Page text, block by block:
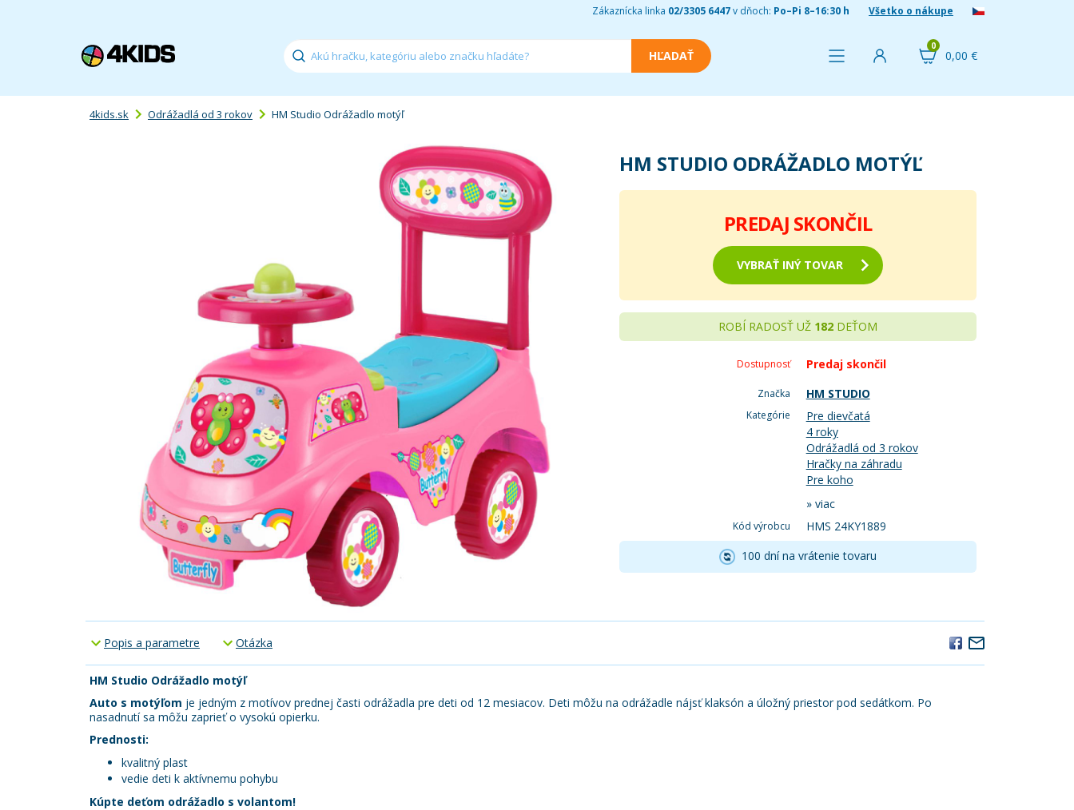
Zákaznícka linka 02/3305 6447v dňoch: Po–Pi 8–16:30 h Všetko o nákupe
0,00 €
0
4kids.sk Odrážadlá od 3 rokov HM Studio Odrážadlo motýľ
HM STUDIO ODRÁŽADLO MOTÝĽ
PREDAJ SKONČIL
VYBRAŤ INÝ TOVAR
ROBÍ RADOSŤ UŽ 182 DEŤOM
Dostupnosť Predaj skončil
Značka HM STUDIO
Kategórie
Pre dievčatá
4 roky
Odrážadlá od 3 rokov
Hračky na záhradu
Pre koho
» viac
Kód výrobcu
HMS 24KY1889
100 dní na vrátenie tovaru
Popis a parametre Otázka
HM Studio Odrážadlo motýľ
Auto s motýľom je jedným z motívov prednej časti odrážadla pre deti od 12 mesiacov. Deti môžu na odrážadle nájsť klaksón a úložný priestor pod sedátkom. Po
nasadnutí sa môžu zaprieť o vysokú opierku.
Prednosti:
kvalitný plast
vedie deti k aktívnemu pohybu
Kúpte deťom odrážadlo s volantom!